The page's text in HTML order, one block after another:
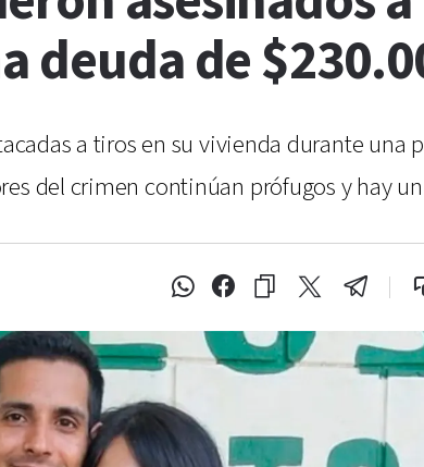
deuda de
a tiros en su vivienda durante
del crimen continúan prófugos y hay